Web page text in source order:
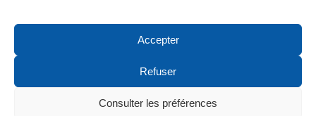
Accepter
Refuser
Consulter les préférences
© 2026 ALIS | All rights reserved
légales